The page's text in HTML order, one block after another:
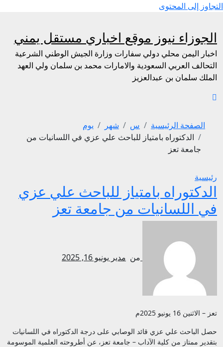
التجاوز إلى المحتوى
الجوزاء نيوز موقع اخباري مستقل يمني
اخبار اليمن محلي دولي سفارات وزارة الجيش الوطني الشرعية
التحالف العربي السعودية والامارات محمد بن سلمان ولي العهد
الملك سلمان بن عبدالعزيز
الصفحة الرئيسية س شهر
يوم
الدكتوراه بامتياز للباحث علي عزي في اللسانيات من
جامعة تعز
رئيسية
الدكتوراه بامتياز للباحث علي عزي
في اللسانيات من جامعة تعز
من مدير يونيو 16, 2025
تعز – الاثنين 16 يونيو 2025م
حصل الباحث علي عزي قائد الوصابي على درجة الدكتوراه في اللسانيات
بتقدير ممتاز من كلية الآداب – جامعة تعز، عن أطروحته العلمية الموسومة